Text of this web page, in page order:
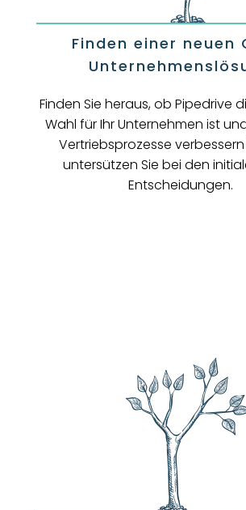
Finden einer neuen
Finden Sie heraus, ob Pipedrive
Wahl für Ihr Unternehmen ist
Vertriebsprozesse verbessern
untersützen Sie bei den
Entscheidungen.